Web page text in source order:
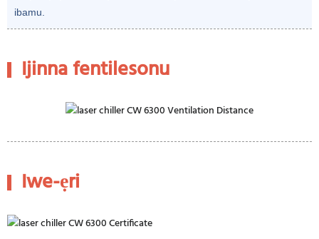
ibamu.
Ijinna fentilesonu
Iwe-ẹri